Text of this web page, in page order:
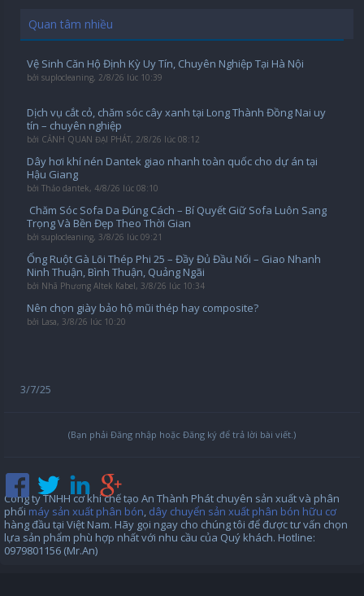
Quan tâm nhiều
Vệ Sinh Căn Hộ Định Kỳ Uy Tín, Chuyên Nghiệp Tại Hà Nội
bởi suplocleaning, 2/8/26 lúc 10:39
Dịch vụ cắt cỏ, chăm sóc cây xanh tại Long Thành Đồng Nai uy
tín – chuyên nghiệp
bởi CẢNH QUAN ĐẠI PHÁT, 2/8/26 lúc 08:12
Dây hơi khí nén Dantek giao nhanh toàn quốc cho dự án tại
Hậu Giang
bởi Thảo dantek, 4/8/26 lúc 08:10
️ Chăm Sóc Sofa Da Đúng Cách – Bí Quyết Giữ Sofa Luôn Sang
Trọng Và Bền Đẹp Theo Thời Gian
bởi suplocleaning, 3/8/26 lúc 09:21
Ống Ruột Gà Lõi Thép Phi 25 – Đầy Đủ Đầu Nối – Giao Nhanh
Ninh Thuận, Bình Thuận, Quảng Ngãi
bởi Nhã Phương Altek Kabel, 3/8/26 lúc 10:34
Nên chọn giày bảo hộ mũi thép hay composite?
bởi Lasa, 3/8/26 lúc 10:20
3/7/25
(Bạn phải Đăng nhập hoặc Đăng ký để trả lời bài viết.)
Công ty TNHH cơ khí chế tạo An Thành Phát chuyên sản xuất và phân
phối máy sản xuất phân bón, dây chuyển sản xuất phân bón hữu cơ
hàng đầu tại Việt Nam. Hãy gọi ngay cho chúng tôi để được tư vấn chọn
lựa sản phẩm phù hợp nhất với nhu cầu của Quý khách. Hotline:
0979801156 (Mr.An)